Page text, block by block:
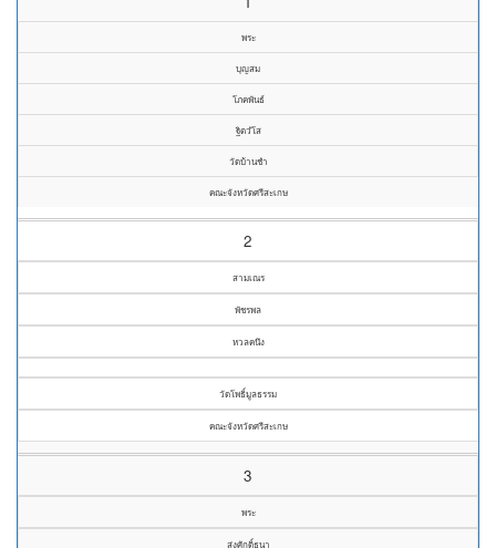
พระ
บุญสม
โภคพันธ์
ฐิตวํโส
วัดบ้านชำ
คณะจังหวัดศรีสะเกษ
2
สามเณร
พัชรพล
หวลคนึง
วัดโพธิ์มูลธรรม
คณะจังหวัดศรีสะเกษ
3
พระ
ส่งศักดิ์ธนา